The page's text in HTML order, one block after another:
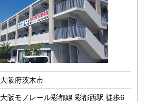
大阪府茨木市
大阪モノレール彩都線 彩都西駅 徒歩6